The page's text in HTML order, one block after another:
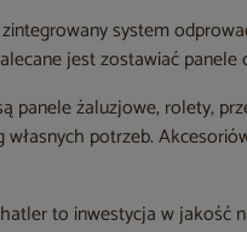
system
jest zostawiać
panele żaluzjowe, rolety,
własnych potrzeb.
to inwestycja w jakość